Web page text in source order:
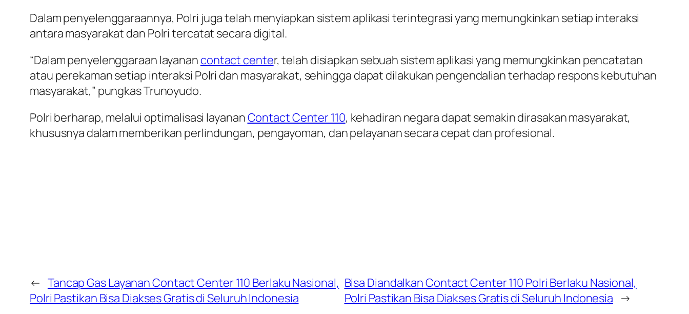
Dalam penyelenggaraannya, Polri juga telah menyiapkan sistem aplikasi terintegrasi yang memungkinkan setiap interaksi
antara masyarakat dan Polri tercatat secara digital.
“Dalam penyelenggaraan layanan contact center, telah disiapkan sebuah sistem aplikasi yang memungkinkan pencatatan
atau perekaman setiap interaksi Polri dan masyarakat, sehingga dapat dilakukan pengendalian terhadap respons kebutuhan
masyarakat,” pungkas Trunoyudo.
Polri berharap, melalui optimalisasi layananContact Center 110, kehadiran negara dapat semakin dirasakan masyarakat,
khususnya dalam memberikan perlindungan, pengayoman, dan pelayanan secara cepat dan profesional.
← Tancap Gas Layanan Contact Center 110 Berlaku Nasional,
Polri Pastikan Bisa Diakses Gratis di Seluruh Indonesia
Bisa Diandalkan Contact Center 110 Polri Berlaku Nasional,
Polri Pastikan Bisa Diakses Gratis di Seluruh Indonesia →